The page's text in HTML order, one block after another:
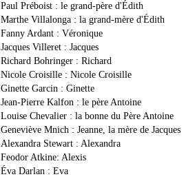
Paul Préboist : le grand-père d'Édith
Marthe Villalonga : la grand-mère d'Édith
Fanny Ardant : Véronique
Jacques Villeret : Jacques
Richard Bohringer : Richard
Nicole Croisille : Nicole Croisille
Ginette Garcin : Ginette
Jean-Pierre Kalfon : le père Antoine
Louise Chevalier : la bonne du Père Antoine
Geneviève Mnich : Jeanne, la mère de Jacques
Alexandra Stewart : Alexandra
Feodor Atkine: Alexis
Éva Darlan : Eva